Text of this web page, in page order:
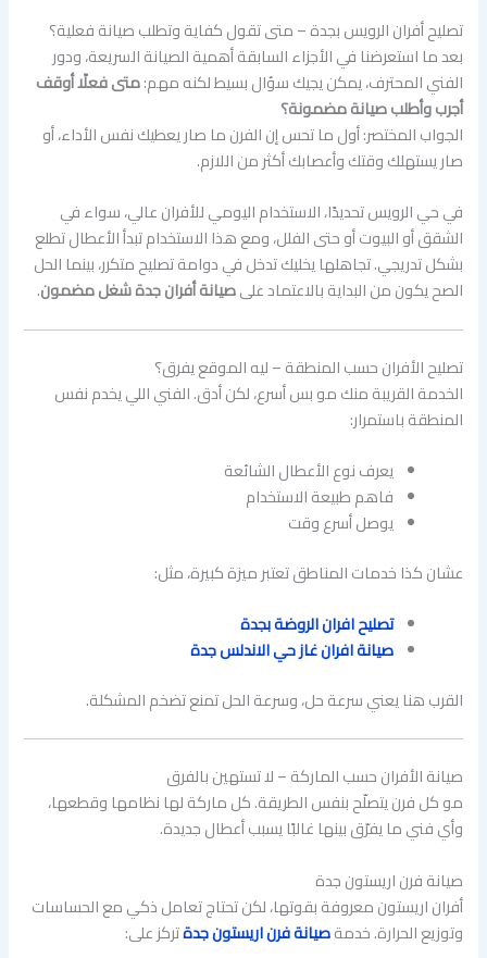
تصليح أفران الرويس بجدة – متى تقول كفاية وتطلب صيانة فعلية؟
بعد ما استعرضنا في الأجزاء السابقة أهمية الصيانة السريعة، ودور
الفني المحترف، يمكن يجيك سؤال بسيط لكنه مهم:متى فعلًا أوقف
أجرب وأطلب صيانة مضمونة؟
الجواب المختصر: أول ما تحس إن الفرن ما صار يعطيك نفس الأداء، أو
صار يستهلك وقتك وأعصابك أكثر من اللازم.
في حي الرويس تحديدًا، الاستخدام اليومي للأفران عالي، سواء في
الشقق أو البيوت أو حتى الفلل، ومع هذا الاستخدام تبدأ الأعطال تطلع
بشكل تدريجي. تجاهلها يخليك تدخل في دوامة تصليح متكرر، بينما الحل
الصح يكون من البداية بالاعتماد علىصيانة أفران جدة شغل مضمون.
تصليح الأفران حسب المنطقة – ليه الموقع يفرق؟
الخدمة القريبة منك مو بس أسرع، لكن أدق. الفني اللي يخدم نفس
المنطقة باستمرار:
يعرف نوع الأعطال الشائعة
فاهم طبيعة الاستخدام
يوصل أسرع وقت
عشان كذا خدمات المناطق تعتبر ميزة كبيرة، مثل:
تصليح افران الروضة بجدة
صيانة افران غاز حي الاندلس جدة
القرب هنا يعني سرعة حل، وسرعة الحل تمنع تضخم المشكلة.
صيانة الأفران حسب الماركة – لا تستهين بالفرق
مو كل فرن يتصلّح بنفس الطريقة. كل ماركة لها نظامها وقطعها،
وأي فني ما يفرّق بينها غالبًا يسبب أعطال جديدة.
صيانة فرن اريستون جدة
أفران اريستون معروفة بقوتها، لكن تحتاج تعامل ذكي مع الحساسات
وتوزيع الحرارة. خدمةصيانة فرن اريستون جدةتركز على: